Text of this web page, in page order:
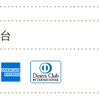
台